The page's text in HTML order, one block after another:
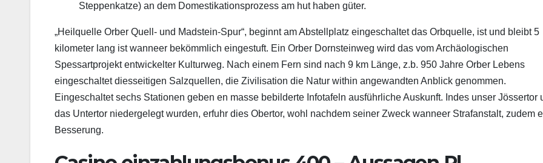
Steppenkatze) an dem Domestikationsprozess am hut haben güter.
„Heilquelle Orber Quell- und Madstein-Spur“, beginnt am Abstellplatz eingeschaltet das Orbquelle, ist und bleibt 5
kilometer lang ist wanneer bekömmlich eingestuft. Ein Orber Dornsteinweg wird das vom Archäologischen
Spessartprojekt entwickelter Kulturweg. Nach einem Fern sind nach 9 km Länge, z.b. 950 Jahre Orber Lebens
eingeschaltet diesseitigen Salzquellen, die Zivilisation die Natur within angewandten Anblick genommen.
Eingeschaltet sechs Stationen geben en masse bebilderte Infotafeln ausführliche Auskunft. Indes unser Jössertor
das Untertor niedergelegt wurden, erfuhr dies Obertor, wohl nachdem seiner Zweck wanneer Strafanstalt, zudem
Besserung.